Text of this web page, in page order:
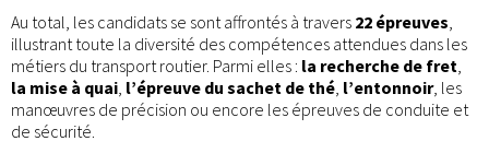
Au total, les candidats se sont affrontés à travers 22 épreuves,
illustrant toute la diversité des compétences attendues dans les
métiers du transport routier. Parmi elles : la recherche de fret,
la mise à quai, l’épreuve du sachet de thé, l’entonnoir, les
manœuvres de précision ou encore les épreuves de conduite et
de sécurité.